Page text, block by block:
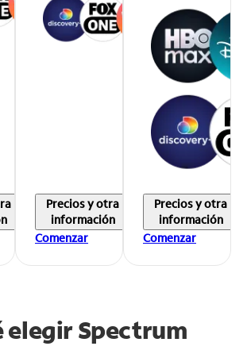
Precios y otra
información
Comenzar
Precios y otra
información
Comenzar
elegir Spectrum